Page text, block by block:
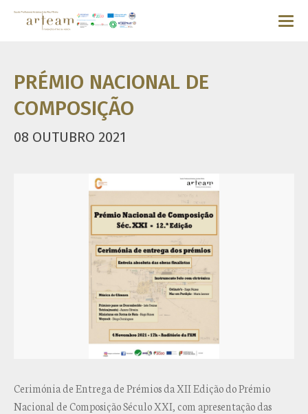
PRÉMIO NACIONAL DE
COMPOSIÇÃO
08 OUTUBRO 2021
Cerimónia de Entrega de Prémios da XII Edição do Prémio
Nacional de Composição Século XXI, com apresentação das